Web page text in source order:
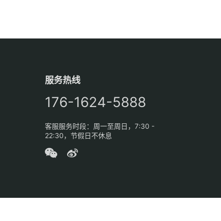
服务热线
176-1624-5888
客服服务时段：周一至周日，7:30 -
22:30，节假日不休息